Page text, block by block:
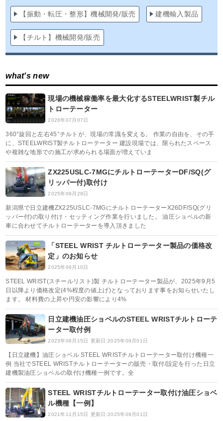
【振動・転圧・整形】機械開発/販売 建機輸入製品
【チルト】機械開発/販売
what's new
現場の機械稼働率を最大化するSTEELWRIST製チル
トローテーター
2026年07月07日
360°旋回と左右45°チルトが、現場の常識を変える。 作業の自由を、その手
に、STEELWRIST製チルトローテーター 建設現場では、限られたスペース
や複雑な地形での施工が求められる場面が増えていま
ZX225USLC-7MGにチルトローテーターDF/SQ(グ
リッパー付)取付け
2025年09月29日
新潟県で日立建機ZX225USLC-7MGにチルトローテーターX26DF/SQ(グリ
ッパー付)の取り付け・セッティング作業を行いました。 油圧ショベルの新
車に合わせてチルトローテーターを導入頂きました
「STEEL WRIST チルトローテーター製品の価格改
定」のお知らせ
2025年09月10日
STEEL WRIST(スチールリスト)製 チルトローテーター製品が、2025年9月5
日以降より価格改定(4%程度の値上げ)となっております事をお知らせいたし
ます。 材料費の上昇や円安の影響により4%
日立建機油圧ショベルのSTEEL WRISTチルトローテ
ーター取付例
2023年08月15日 更新日:2025年09月01日
【日立建機】油圧ショベル STEEL WRISTチルトローテーター取付け機種一
例 当社でSTEEL WRISTチルトローテーターの販売・取付/設定を行った日立
建機製油圧ショベルの取付け機種一例です。全
STEEL WRISTチルトローテーター取付け油圧ショベ
ル機種【一例】
2021年11月15日 更新日:2025年09月01日